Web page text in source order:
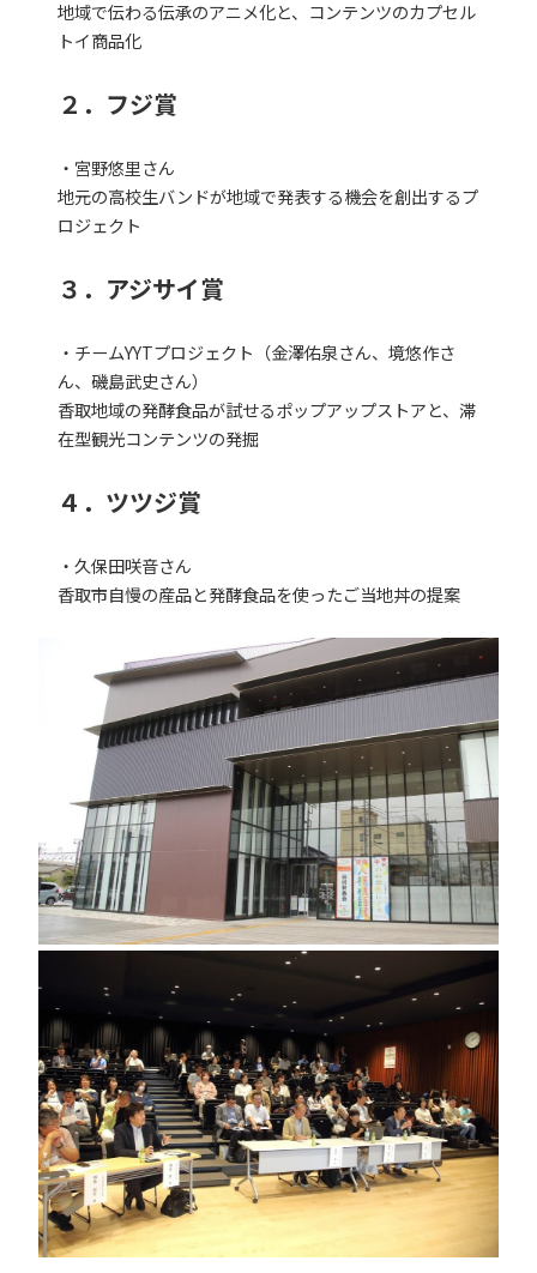
地域で伝わる伝承のアニメ化と、コンテンツのカプセル
トイ商品化
２．フジ賞
・宮野悠里さん
地元の高校生バンドが地域で発表する機会を創出するプ
ロジェクト
３．アジサイ賞
・チームYYTプロジェクト（金澤佑泉さん、境悠作さ
ん、磯島武史さん）
香取地域の発酵食品が試せるポップアップストアと、滞
在型観光コンテンツの発掘
４．ツツジ賞
・久保田咲音さん
香取市自慢の産品と発酵食品を使ったご当地丼の提案